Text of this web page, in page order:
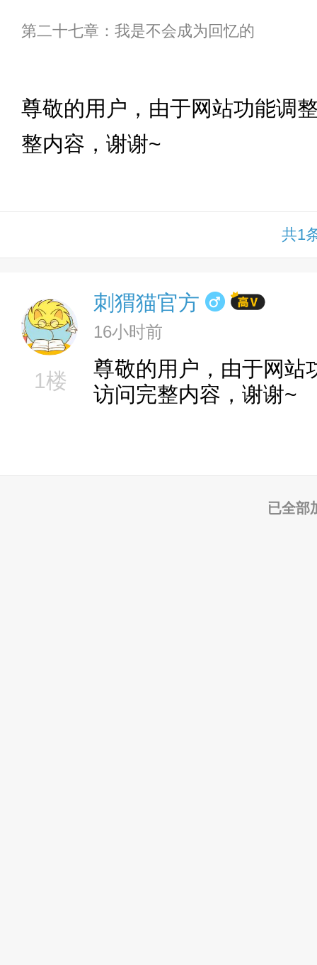
第二十七章：我是不会成为回忆的
尊敬的用户，由于网站功能调
整内容，谢谢~
共1
1楼
刺猬猫官方
16小时前
尊敬的用户，由于网站
访问完整内容，谢谢~
已全部